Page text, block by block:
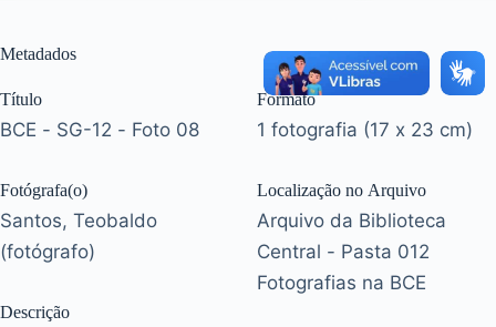
Metadados
Título
BCE - SG-12 - Foto 08
Fotógrafa(o)
Santos, Teobaldo
(fotógrafo)
Descrição
Formato
1 fotografia (17 x 23 cm)
Localização no Arquivo
Arquivo da Biblioteca
Central - Pasta 012
Fotografias na BCE